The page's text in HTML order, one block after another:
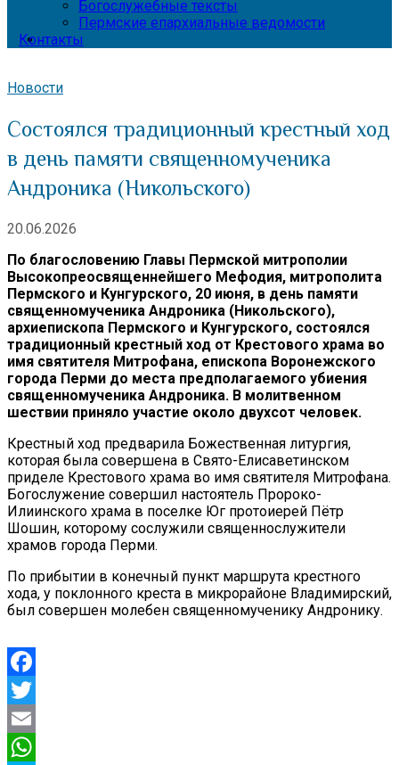
Богослужебные тексты
Пермские епархиальные ведомости
Контакты
Новости
Состоялся традиционный крестный ход
в день памяти священномученика
Андроника (Никольского)
20.06.2026
По благословению Главы Пермской митрополии
Высокопреосвященнейшего Мефодия, митрополита
Пермского и Кунгурского, 20 июня, в день памяти
священномученика Андроника (Никольского),
архиепископа Пермского и Кунгурского, состоялся
традиционный крестный ход от Крестового храма во
имя святителя Митрофана, епископа Воронежского
города Перми до места предполагаемого убиения
священномученика Андроника. В молитвенном
шествии приняло участие около двухсот человек.
Крестный ход предварила Божественная литургия,
которая была совершена в Свято-Елисаветинском
приделе Крестового храма во имя святителя Митрофана.
Богослужение совершил настоятель Пророко-
Илиинского храма в поселке Юг протоиерей Пётр
Шошин, которому сослужили священнослужители
храмов города Перми.
По прибытии в конечный пункт маршрута крестного
хода, у поклонного креста в микрорайоне Владимирский,
был совершен молебен священномученику Андронику.
Facebook
Twitter
Email